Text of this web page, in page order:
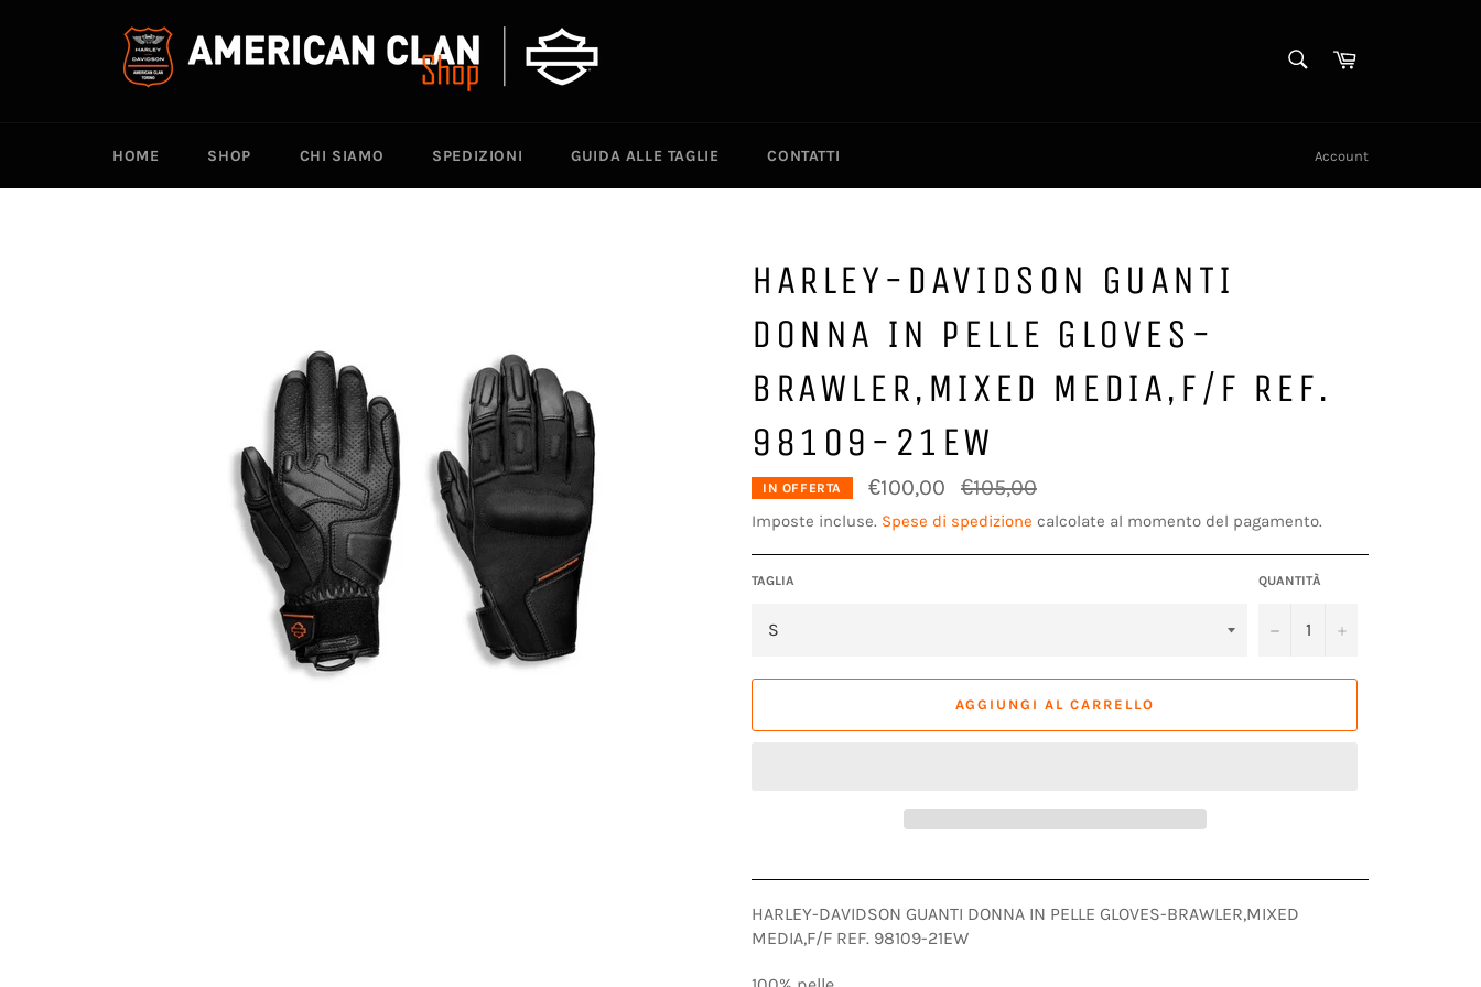
Carrello
HOME SHOP CHI SIAMO SPEDIZIONI GUIDA ALLE TAGLIE CONTATTI Account
HARLEY-DAVIDSON GUANTI
DONNA IN PELLE GLOVES-
BRAWLER,MIXED MEDIA,F/F REF.
98109-21EW
IN OFFERTA €100,00
Prezzo
di
listino
€105,00
Imposte incluse. Spese di spedizione calcolate al momento del pagamento.
TAGLIA QUANTITÀ
− +
AGGIUNGI AL CARRELLO
HARLEY-DAVIDSON GUANTI DONNA IN PELLE GLOVES-BRAWLER,MIXED
MEDIA,F/F REF. 98109-21EW